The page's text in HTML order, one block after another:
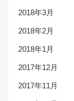
2018年3月
2018年2月
2018年1月
2017年12月
2017年11月